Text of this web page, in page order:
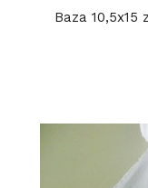
Baza 10,5x15